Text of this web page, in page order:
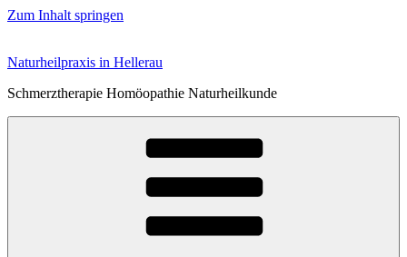
Zum Inhalt springen
Naturheilpraxis in Hellerau
Schmerztherapie Homöopathie Naturheilkunde